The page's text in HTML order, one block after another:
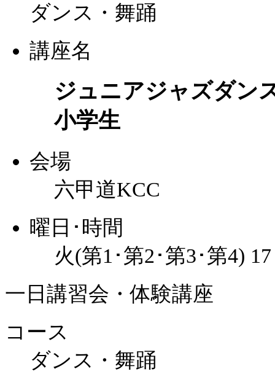
ダンス・舞踊
講座名
ジュニアジャズダン
小学生
会場
六甲道KCC
曜日･時間
火(第1･第2･第3･第4)
一日講習会・体験講座
コース
ダンス・舞踊